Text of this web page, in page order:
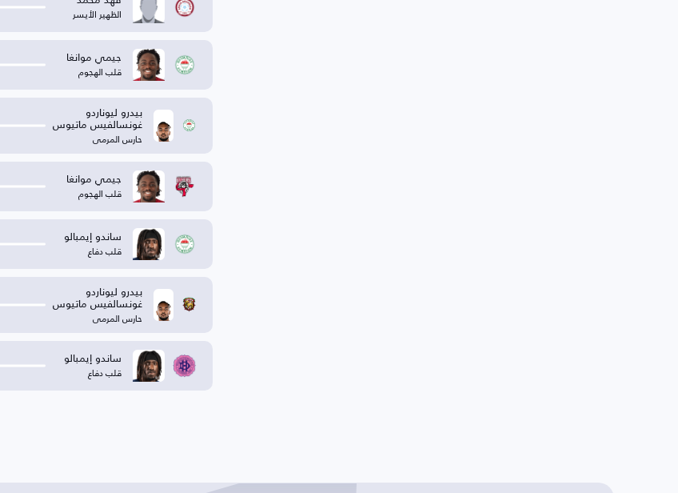
الظهير الأيسر
جيمي موانغا
قلب الهجوم
بيدرو ليوناردو
غونسالفيس ماتيوس
حارس المرمى
جيمي موانغا
قلب الهجوم
ساندو إيمبالو
قلب دفاع
بيدرو ليوناردو
غونسالفيس ماتيوس
حارس المرمى
ساندو إيمبالو
قلب دفاع